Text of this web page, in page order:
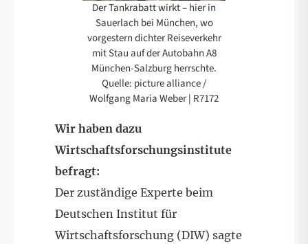
Der Tankrabatt wirkt – hier in
Sauerlach bei München, wo
vorgestern dichter Reiseverkehr
mit Stau auf der Autobahn A8
München-Salzburg herrschte.
Quelle: picture alliance /
Wolfgang Maria Weber | R7172
Wir haben dazu
Wirtschaftsforschungsinstitute
befragt:
Der zuständige Experte beim
Deutschen Institut für
Wirtschaftsforschung (DIW) sagte